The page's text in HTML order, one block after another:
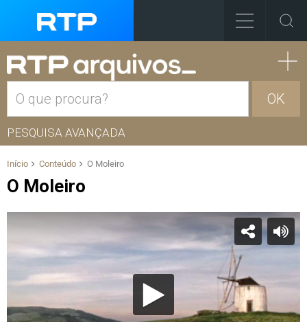
OK
PESQUISA AVANÇADA
Início Conteúdo O Moleiro
O Moleiro